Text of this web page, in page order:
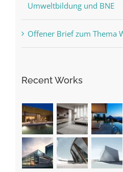
Umweltbildung und BNE
Offener Brief zum Thema
Recent Works